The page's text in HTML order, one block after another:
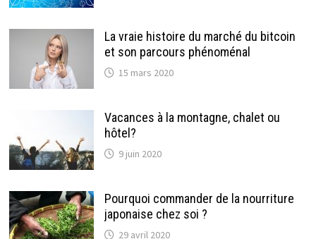
La vraie histoire du marché du bitcoin
et son parcours phénoménal
15 mars 2020
Vacances à la montagne, chalet ou
hôtel?
9 juin 2020
Pourquoi commander de la nourriture
japonaise chez soi ?
29 avril 2020